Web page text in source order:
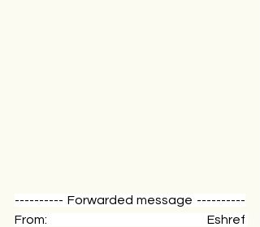
---------- Forwarded message ----------
From: Eshref